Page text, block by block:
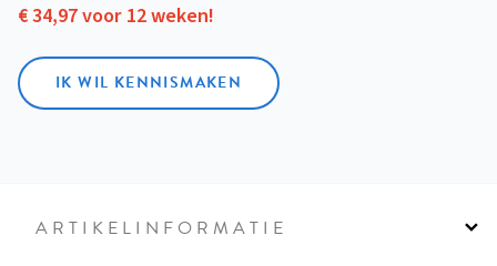
€ 34,97 voor 12 weken!
IK WIL KENNISMAKEN
ARTIKELINFORMATIE